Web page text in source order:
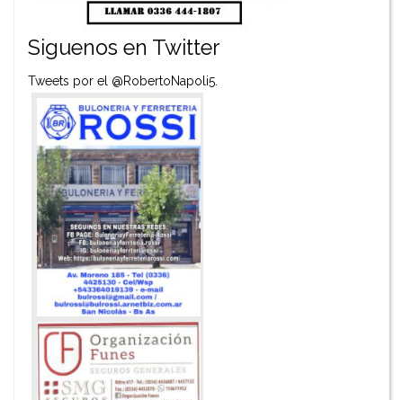
Siguenos en Twitter
Tweets por el @RobertoNapoli5.